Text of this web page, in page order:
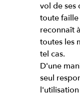
vol de ses
toute faille
reconnaît
toutes les
tel cas.
D'une
seul